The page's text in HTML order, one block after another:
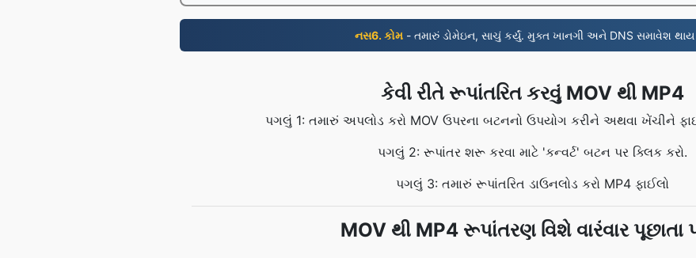
નસ6. કોમ - તમારું ડોમેઇન, સાચું કર્યું. મુક્ત ખાનગી અને DNS સમાવેશ
કેવી રીતે રૂપાંતરિત કરવું MOV થી MP4
પગલું 1: તમારું અપલોડ કરો MOV ઉપરના બટનનો ઉપયોગ કરીને અથવા ખેંચીને
પગલું 2: રૂપાંતર શરૂ કરવા માટે 'કન્વર્ટ' બટન પર ક્લિક કરો.
પગલું 3: તમારું રૂપાંતરિત ડાઉનલોડ કરો MP4 ફાઈલો
MOV થી MP4 રૂપાંતરણ વિશે વારંવાર પૂછાતા